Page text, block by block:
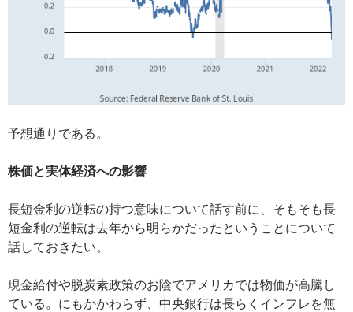
予想通りである。
株価と実体経済への影響
長短金利の逆転の持つ意味について話す前に、そもそも長
短金利の逆転は去年から明らかだったということについて
話しておきたい。
現金給付や脱炭素政策のお陰でアメリカでは物価が高騰し
ている。にもかかわらず、中央銀行は長らくインフレを無